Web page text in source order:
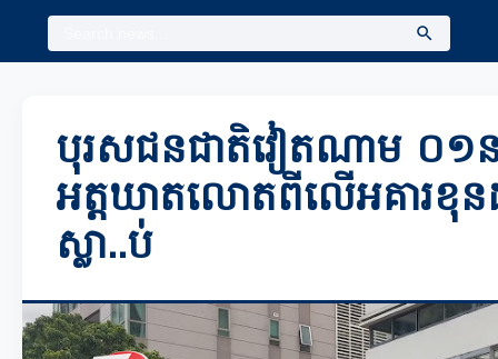
បុរសជនជាតិវៀតណាម ០១ន
អត្តឃាតលោតពីលើអគារខុ
ស្លា..ប់